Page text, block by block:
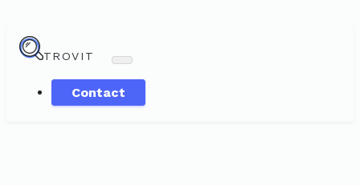
TROVIT
Contact